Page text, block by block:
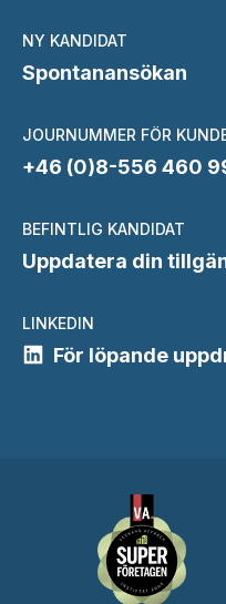
NY KANDIDAT
Spontanansökan
JOURNUMMER FÖR
+46 (0)8-556 460
BEFINTLIG KANDIDAT
Uppdatera din
LINKEDIN
För löpande